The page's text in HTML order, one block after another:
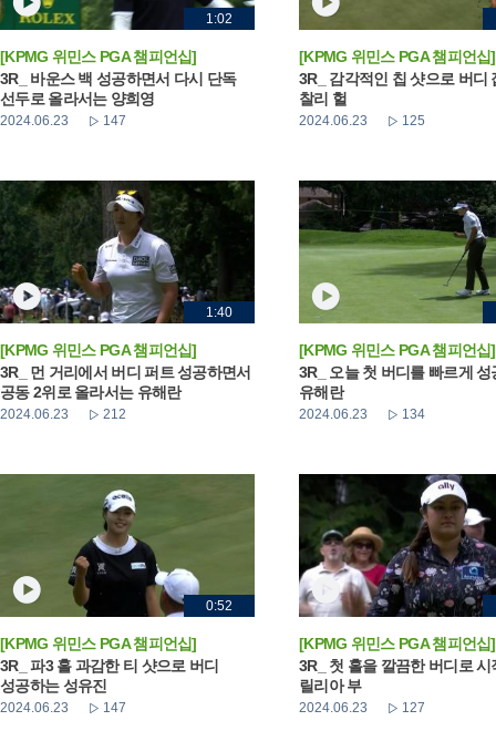
1:02
[KPMG 위민스 PGA 챔피언십]
3R_ 바운스 백 성공하면서 다시 단독
선두로 올라서는 양희영
2024.06.23 147
[KPMG 위민스 PGA 챔피언십]
3R_ 감각적인 칩 샷으로 버디
찰리 헐
2024.06.23 125
1:40
[KPMG 위민스 PGA 챔피언십]
3R_ 먼 거리에서 버디 퍼트 성공하면서
공동 2위로 올라서는 유해란
2024.06.23 212
[KPMG 위민스 PGA 챔피언십]
3R_ 오늘 첫 버디를 빠르게 성
유해란
2024.06.23 134
0:52
[KPMG 위민스 PGA 챔피언십]
3R_ 파3 홀 과감한 티 샷으로 버디
성공하는 성유진
2024.06.23 147
[KPMG 위민스 PGA 챔피언십]
3R_ 첫 홀을 깔끔한 버디로 시
릴리아 부
2024.06.23 127